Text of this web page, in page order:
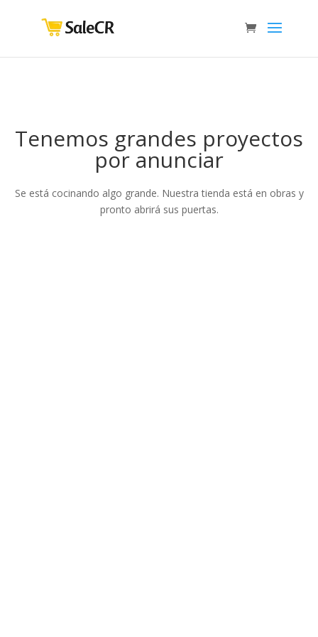
Tenemos grandes proyectos
por anunciar
Se está cocinando algo grande. Nuestra tienda está en obras y
pronto abrirá sus puertas.